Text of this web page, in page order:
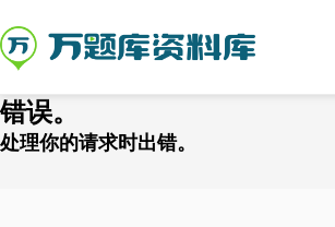
错误。
处理你的请求时出错。